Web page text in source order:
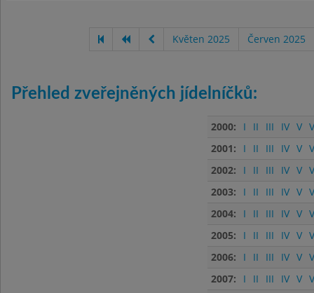
Květen 2025 Červen 2025
Přehled zveřejněných jídelníčků:
2000: I II III IV V
2001:
I II III IV V
2002:
I II III IV V
2003:
I II III IV V
2004:
I II III IV V
2005:
I II III IV V
2006:
I II III IV V
2007:
I II III IV V